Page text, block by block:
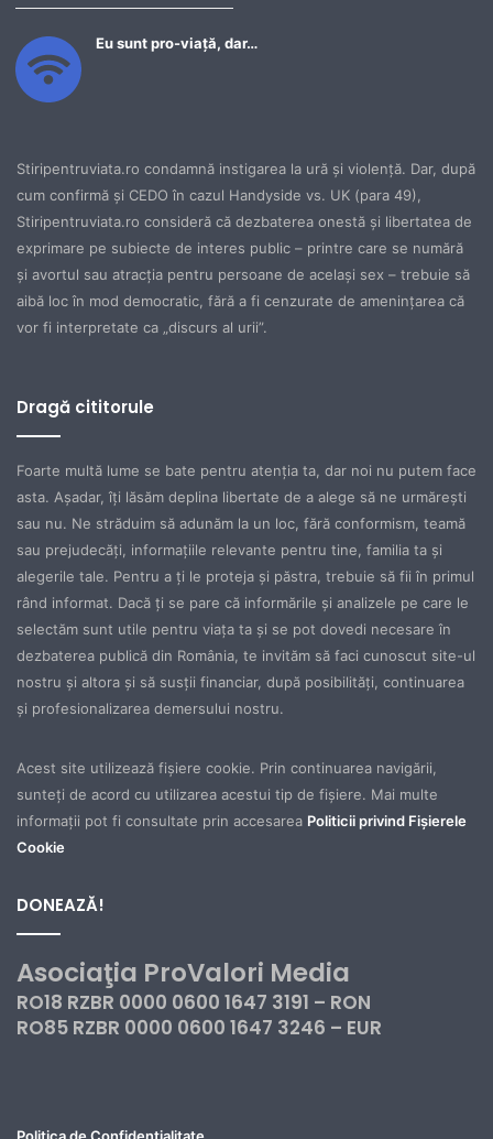
Eu sunt pro-viață, dar…
Stiripentruviata.ro condamnă instigarea la ură şi violenţă. Dar, după
cum confirmă şi CEDO în cazul Handyside vs. UK (para 49),
Stiripentruviata.ro consideră că dezbaterea onestă şi libertatea de
exprimare pe subiecte de interes public – printre care se numără
şi avortul sau atracţia pentru persoane de acelaşi sex – trebuie să
aibă loc în mod democratic, fără a fi cenzurate de ameninţarea că
vor fi interpretate ca „discurs al urii”.
Dragă cititorule
Foarte multă lume se bate pentru atenţia ta, dar noi nu putem face
asta. Aşadar, îţi lăsăm deplina libertate de a alege să ne urmăreşti
sau nu. Ne străduim să adunăm la un loc, fără conformism, teamă
sau prejudecăţi, informaţiile relevante pentru tine, familia ta şi
alegerile tale. Pentru a ţi le proteja şi păstra, trebuie să fii în primul
rând informat. Dacă ţi se pare că informările şi analizele pe care le
selectăm sunt utile pentru viaţa ta şi se pot dovedi necesare în
dezbaterea publică din România, te invităm să faci cunoscut site-ul
nostru şi altora şi să susţii financiar, după posibilităţi, continuarea
şi profesionalizarea demersului nostru.
Acest site utilizează fișiere cookie. Prin continuarea navigării,
sunteți de acord cu utilizarea acestui tip de fișiere. Mai multe
informații pot fi consultate prin accesarea Politicii privind Fișierele
Cookie
DONEAZĂ!
Asociaţia ProValori Media
RO18 RZBR 0000 0600 1647 3191 – RON
RO85 RZBR 0000 0600 1647 3246 – EUR